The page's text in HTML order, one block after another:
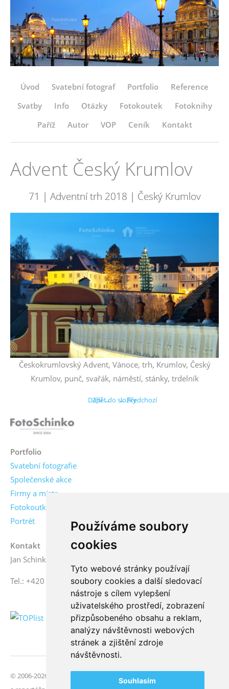
Používáme soubory
cookies
Tyto webové stránky používají
soubory cookies a další sledovací
nástroje s cílem vylepšení
uživatelského prostředí, zobrazení
přizpůsobeného obsahu a reklam,
analýzy návštěvnosti webových
stránek a zjištění zdroje
návštěvnosti.
Souhlasím
Úvod Svatební fotograf Portfolio
Reference
Svatby
Info Otázky Fotokoutek
Fotoknihy
Paříž
Autor VOP Ceník Kontakt
Advent Český Krumlov
71 | Adventní trh 2018 | Český Krumlov
Českokrumlovský Advent, Vánoce, trh, Krumlov, Český
Krumlov, punč, svařák, náměstí, stánky, trdelník
← Předchozí
Další →
Zpět do složky
Portfolio
Svatební fotografie
Společenské akce
Firmy a místa
Fotokoutky
Portrét
Kontakt
Jan Schinko jr., fotograf
Tel.: +420 776 771 000
© 2006-2026 FotoSchinko, všechna práva vyhrazena | Svatební